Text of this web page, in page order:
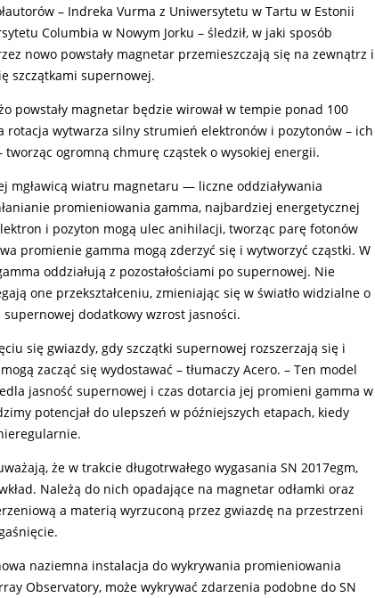
– Indreka Vurma z Uniwersytetu w Tartu w Estonii
Columbia w Nowym Jorku – śledził, w jaki sposób
nowo powstały magnetar przemieszczają się na zewnątrz i
szczątkami supernowej.
powstały magnetar będzie wirował w tempie ponad 100
rotacja wytwarza silny strumień elektronów i pozytonów – ich
ogromną chmurę cząstek o wysokiej energii.
mgławicą wiatru magnetaru — liczne oddziaływania
promieniowania gamma, najbardziej energetycznej
i pozyton mogą ulec anihilacji, tworząc parę fotonów
promienie gamma mogą zderzyć się i wytworzyć cząstki. W
oddziałują z pozostałościami po supernowej. Nie
one przekształceniu, zmieniając się w światło widzialne o
dodatkowy wzrost jasności.
się gwiazdy, gdy szczątki supernowej rozszerzają się i
zacząć się wydostawać – tłumaczy Acero. – Ten model
jasność supernowej i czas dotarcia jej promieni gamma w
potencjał do ulepszeń w późniejszych etapach, kiedy
że w trakcie długotrwałego wygasania SN 2017egm,
Należą do nich opadające na magnetar odłamki oraz
a materią wyrzuconą przez gwiazdę na przestrzeni
naziemna instalacja do wykrywania promieniowania
Observatory, może wykrywać zdarzenia podobne do SN